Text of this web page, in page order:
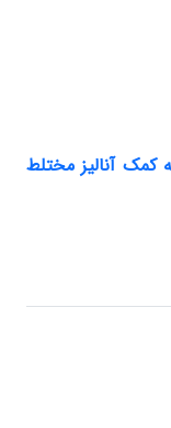
کمک آنالیز مختلط